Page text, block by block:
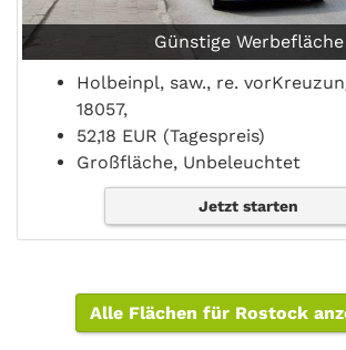
Günstige Werbefläche
Holbeinpl, saw., re.
18057,
52,18 EUR (Tagespreis)
Großfläche, Unbeleuchtet
Jetzt starten
Alle Flächen für Rostock